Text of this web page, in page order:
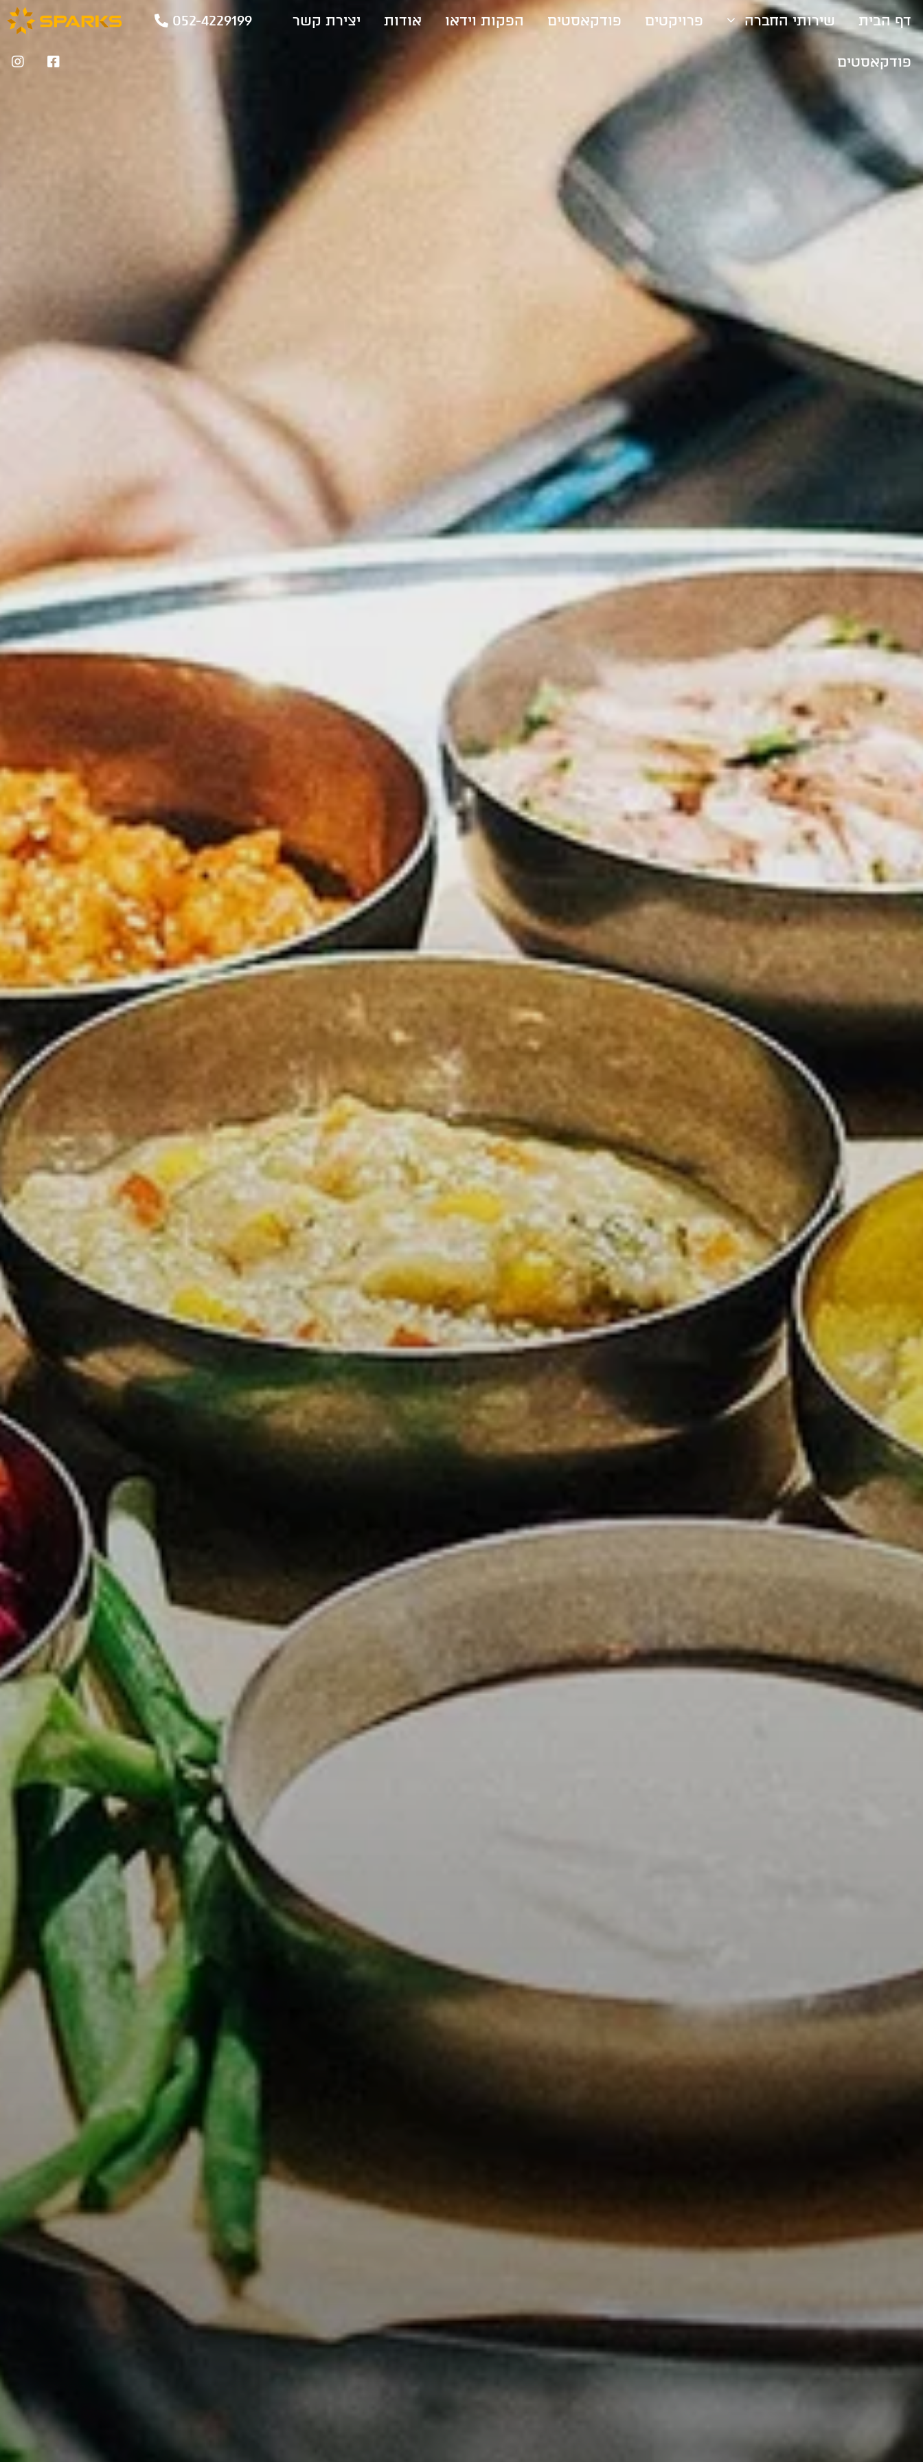
דף הבית שירותי החברה פרויקטים פודקאסטים הפקות וידאו אודות יצירת קשר 052-4229199
פודקאסטים